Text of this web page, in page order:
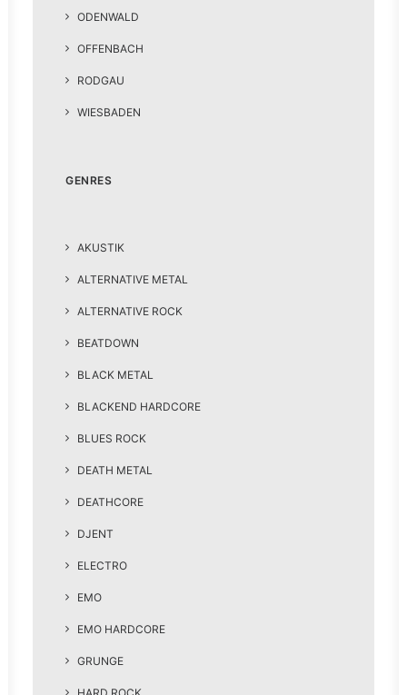
ODENWALD
OFFENBACH
RODGAU
WIESBADEN
GENRES
AKUSTIK
ALTERNATIVE METAL
ALTERNATIVE ROCK
BEATDOWN
BLACK METAL
BLACKEND HARDCORE
BLUES ROCK
DEATH METAL
DEATHCORE
DJENT
ELECTRO
EMO
EMO HARDCORE
GRUNGE